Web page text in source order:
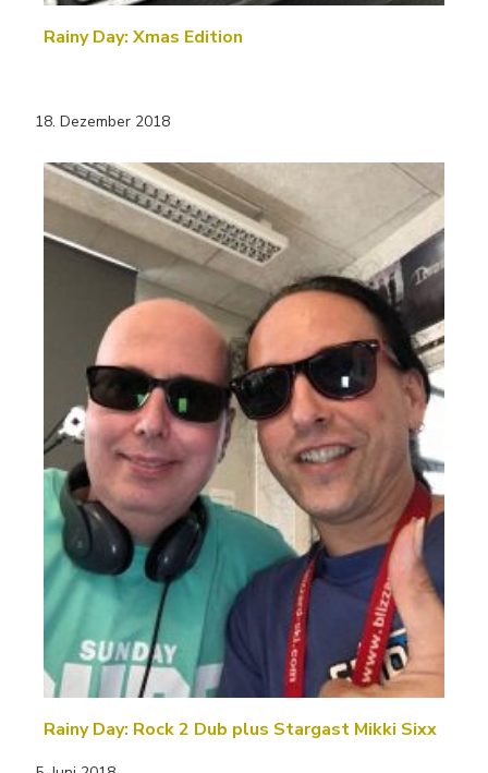
Rainy Day: Xmas Edition
18. Dezember 2018
Rainy Day: Rock 2 Dub plus Stargast Mikki Sixx